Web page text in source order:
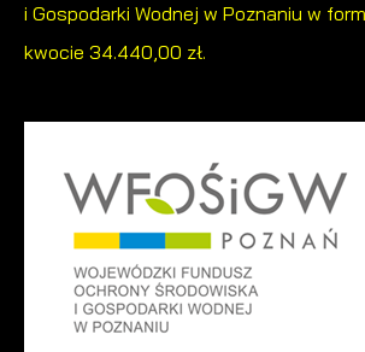
i Gospodarki Wodnej w Poznaniu w
kwocie 34.440,00 zł.